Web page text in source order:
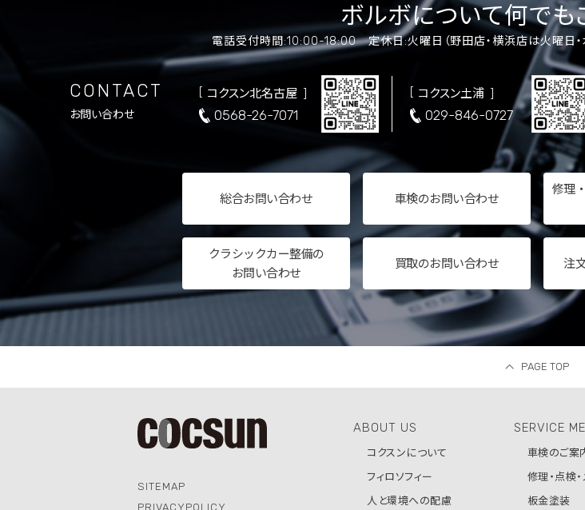
ボルボについて何でも
電話受付時間:10:00-18:00 定休日:火曜日 （野田店・横浜店は火曜日
CONTACT
お問い合わせ
コクスン北名古屋
0568-26-7071
コクスン土浦
029-846-0727
総合お問い合わせ 車検のお問い合わせ
修理
クラシックカー整備の
お問い合わせ
買取のお問い合わせ 注
PAGE TOP
ABOUT US
コクスンについて
フィロソフィー
人と環境への配慮
SERVICE
車検のご案
修理・点検
板金塗装
SITEMAP
PRIVACYPOLICY